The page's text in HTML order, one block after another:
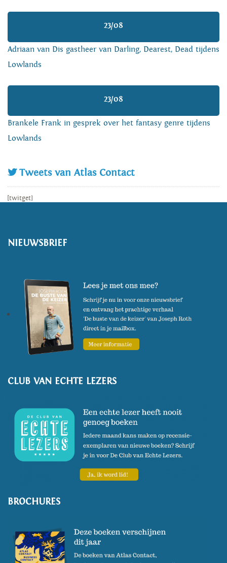
23/08
Adriaan van Dis gastheer van Darling, Dearest, Dead tijdens
Lowlands
23/08
Brankele Frank in gesprek over het fantasy genre tijdens
Lowlands
Tweets van Atlas Contact
[twitget]
NIEUWSBRIEF
CLUB VAN ECHTE LEZERS
BROCHURES